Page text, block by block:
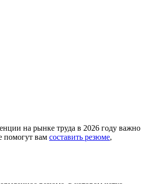
на рынке труда в 2026 году важно
помогут вам составить резюме,